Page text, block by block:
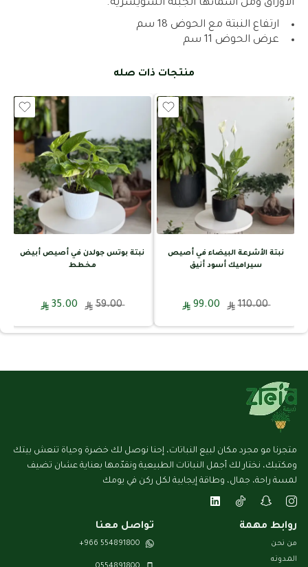
الاوراق ومن أسمائها الجبنة السويسرية.
ارتفاع النبتة مع الحوض 18 سم
عرض الحوض 11 سم
منتجات ذات صله
نبتة الأشرعة البيضاء في أصيص
سيراميك أسود أنيق
110.00
99.00
نبتة بوتس جولدن في أصيص أبيض
مخطط
59.00
35.00
متجرنا مو مجرد مكان لبيع النباتات، إحنا نوصل لك خضرة وحياة تنعش بيتك
ومكتبك، نختار لك أجمل النباتات الطبيعية ونقدّمها بعناية عشان تضيف
لمسة راحة، جمال، وطاقة إيجابية لكل ركن في يومك
روابط مهمة
من نحن
المـدونـه
تواصل معنا
554891800 966+